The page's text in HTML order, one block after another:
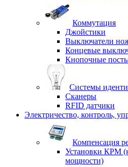
Коммутация
Джойстики
Выключатели
Концевые
Кнопочные
Системы
Сканеры
RFID датчики
Электричество, контроль,
Компенсация
Установки КРМ
мощности)